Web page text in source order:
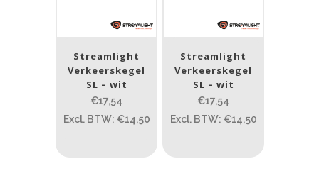
Streamlight
Verkeerskegel
SL – wit
€17,54
Excl. BTW: €14,50
Streamlight
Verkeerskegel
SL – wit
€17,54
Excl. BTW: €14,50